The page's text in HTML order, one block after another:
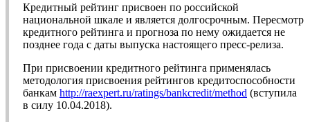
Кредитный рейтинг присвоен по российской
национальной шкале и является долгосрочным. Пересмотр
кредитного рейтинга и прогноза по нему ожидается не
позднее года с даты выпуска настоящего пресс-релиза.
При присвоении кредитного рейтинга применялась
методология присвоения рейтингов кредитоспособности
банкам http://raexpert.ru/ratings/bankcredit/method (вступила
в силу 10.04.2018).